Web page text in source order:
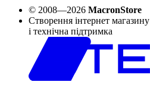
© 2008—2026 MacronStore
Створення інтернет магазину
і технічна підтримка